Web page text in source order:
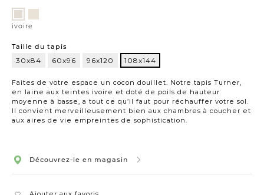
Faites de votre espace un cocon douillet. Notre tapis Turner,
en laine aux teintes ivoire et doté de poils de hauteur
moyenne à basse, a tout ce qu’il faut pour réchauffer votre sol.
Il convient merveilleusement bien aux chambres à coucher et
aux aires de vie empreintes de sophistication.
Variations
ivoire
Taille du tapis
30x84 60x96 96x120 108x144
Découvrez-le en magasin